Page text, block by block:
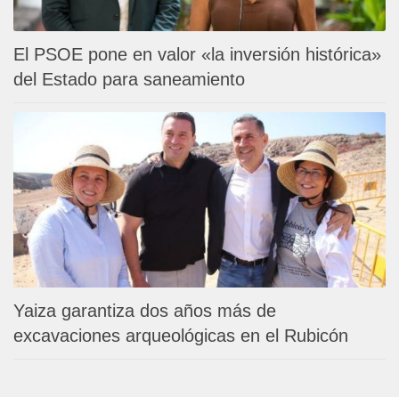
El PSOE pone en valor «la inversión histórica»
del Estado para saneamiento
Yaiza garantiza dos años más de
excavaciones arqueológicas en el Rubicón